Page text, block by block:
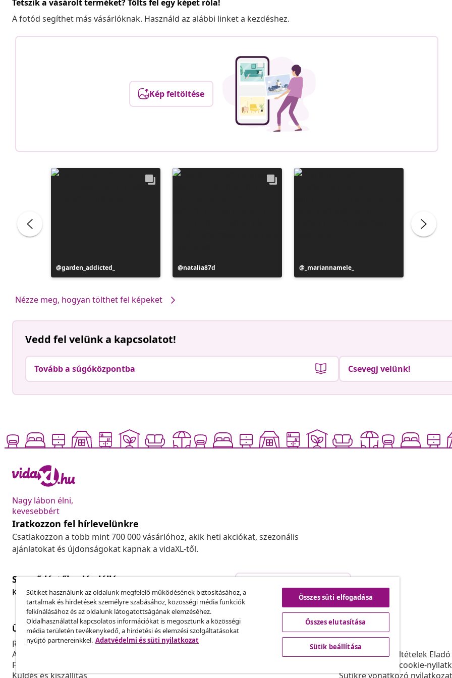
Tetszik a vásárolt terméket? Tölts fel egy képet róla!
A fotód segíthet más vásárlóknak. Használd az alábbi linket a kezdéshez.
Kép feltöltése
Bejegyzés
közzétevője
garden_addicted_
Bejegyzés
közzétevője
natalia87d
Bejegyzés
közzétevője
_mariannamele_
Nézze meg, hogyan tölthet fel képeket
Vedd fel velünk a kapcsolatot!
Tovább a súgóközpontba Csevegj velünk!
Nagy lábon élni,
kevesebbért
Iratkozzon fel hírlevelünkre
Csatlakozzon a több mint 700 000 vásárlóhoz, akik heti akciókat, szezonális
ajánlatokat és újdonságokat kapnak a vidaXL-től.
Szerződéstől való elállás
Küldj be egy rendelés lemondására vonatkozó kérelmet.
Szerződéstől való elállás
Ügyfélszolgálat
Rendelés nyomon követése
A fiókom
Fizetés
Küldés és kiszállítás
Üzlet
Partnerprogram
vidaXL
A vidaXL-ről
Felhasználási feltételek Eladó
Adatvédelmi és cookie-
Sütikre vonatkozó nyilatkozat
Sütiket használunk az oldalunk megfelelő működésének biztosításához, a
tartalmak és hirdetések személyre szabásához, közösségi média funkciók
felkínálásához és az oldalunk látogatottságának elemzéséhez.
Oldalhasználattal kapcsolatos információkat is megosztunk a közösségi
média területén tevékenykedő, a hirdetési és elemzési szolgáltatásokat
nyújtó partnereinkkel. Adatvédelmi és süti nyilatkozat
Összes süti elfogadása
Összes elutasítása
Sütik beállítása